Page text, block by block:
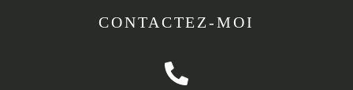
CONTACTEZ-MOI